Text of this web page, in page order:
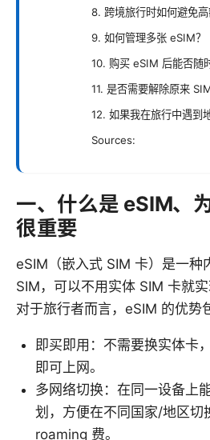
8. 跨境旅行时如何避免高
9. 如何管理多张 eSIM？
10. 购买 eSIM 后能否随
11. 是否需要解除原来
12. 如果我在旅行中遇到
Sources:
一、什么是 eSIM、
很重要
eSIM（嵌入式 SIM 卡）是一种
SIM，可以不用实体 SIM 卡就实
对于旅行者而言，eSIM 的优势
即买即用：不需要换实体卡
即可上网。
多网络切换：在同一设备上
划，方便在不同国家/地区切
roaming 费。